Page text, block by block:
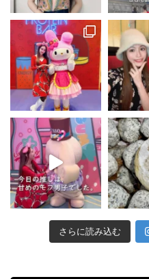
さらに読み込む